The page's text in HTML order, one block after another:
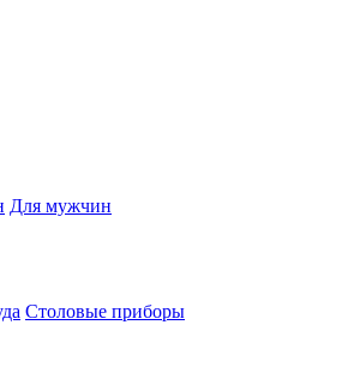
Для мужчин
Столовые приборы